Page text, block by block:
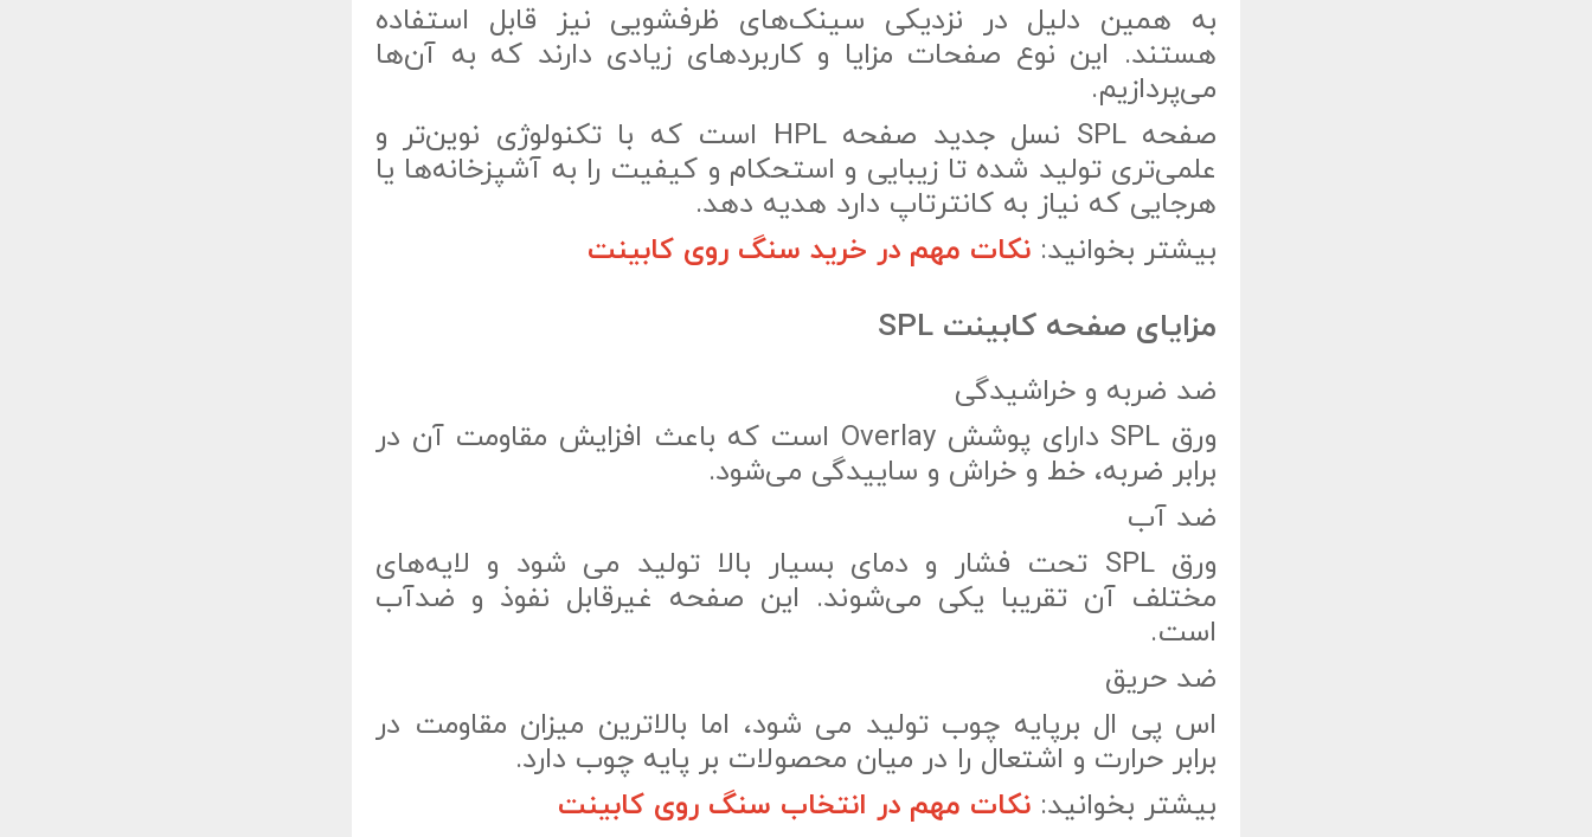
به همین دلیل در نزدیکی سینک‌های ظرفشویی نیز قابل استفاده
هستند. این نوع صفحات مزایا و کاربردهای زیادی دارند که به آن‌ها
می‌پردازیم.
صفحه SPL نسل جدید صفحه HPL است که با تکنولوژی نوین‌تر و
علمی‌تری تولید شده تا زیبایی و استحکام و کیفیت را به آشپزخانه‌ها یا
هرجایی که نیاز به کانترتاپ دارد هدیه دهد.
بیشتر بخوانید: نکات مهم در خرید سنگ روی کابینت
مزایای صفحه کابینت SPL
ضد ضربه و خراشیدگی
ورق SPL دارای پوشش Overlay است که باعث افزایش مقاومت آن در
برابر ضربه، خط و خراش و ساییدگی می‌شود.
ضد آب
ورق SPL تحت فشار و دمای بسیار بالا تولید می شود و لایه‌های
مختلف آن تقریبا یکی می‌شوند. این صفحه غیرقابل نفوذ و ضدآب
است.
ضد حریق
اس پی ال برپایه چوب تولید می شود، اما بالاترین میزان مقاومت در
برابر حرارت و اشتعال را در میان محصولات بر پایه چوب دارد.
بیشتر بخوانید: نکات مهم در انتخاب سنگ روی کابینت